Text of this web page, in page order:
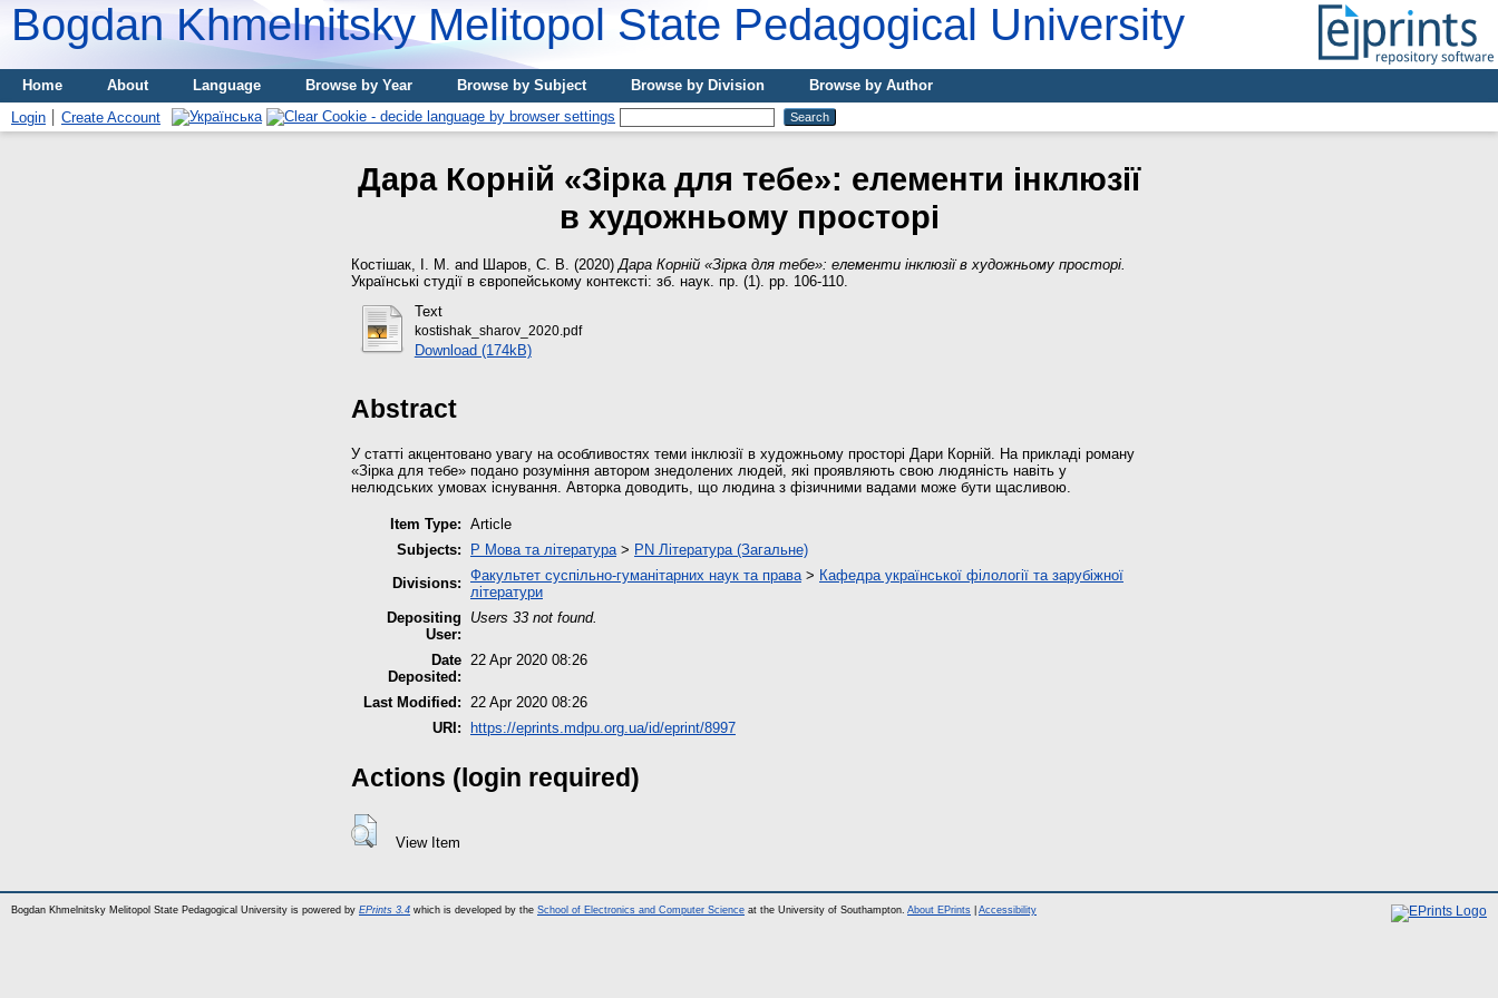
Bogdan Khmelnitsky Melitopol State Pedagogical University
Home About Language Browse by Year Browse by Subject Browse by Division
Browse by Author
Login
Create Account
Дара Корній «Зірка для тебе»: елементи інклюзії
в художньому просторі
Костішак, І. М. and Шаров, С. В. (2020) Дара Корній «Зірка для тебе»: елементи інклюзії в художньому просторі.
Українські студії в європейському контексті: зб. наук. пр. (1). pp. 106-110.
Text
kostishak_sharov_2020.pdf
Download (174kB)
Abstract
У статті акцентовано увагу на особливостях теми інклюзії в художньому просторі Дари Корній. На прикладі роману
«Зірка для тебе» подано розуміння автором знедолених людей, які проявляють свою людяність навіть у
нелюдських умовах існування. Авторка доводить, що людина з фізичними вадами може бути щасливою.
Item Type: Article
Subjects:
P Мова та література> PN Література (Загальне)
Divisions: Факультет суспільно-гуманітарних наук та права> Кафедра української філології та зарубіжної
літератури
Depositing
User:
Users 33 not found.
Date
Deposited:
22 Apr 2020 08:26
Last Modified: 22 Apr 2020 08:26
URI:
https://eprints.mdpu.org.ua/id/eprint/8997
Actions (login required)
View Item
Bogdan Khmelnitsky Melitopol State Pedagogical University is powered by EPrints 3.4 which is developed by the School of Electronics and Computer Science at the University of Southampton. About EPrints Accessibility